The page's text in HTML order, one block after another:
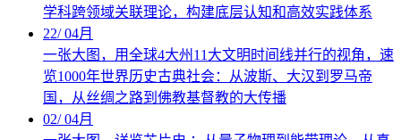
学科跨领域关联理论，构建底层认知和高效实践体系
22/04月
一张大图，用全球4大州11大文明时间线并行的视角，速
览1000年世界历史古典社会：从波斯、大汉到罗马帝
国，从丝绸之路到佛教基督教的大传播
02/04月